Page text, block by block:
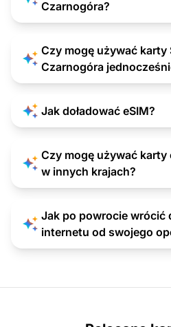
Czarnogóra?
Czy mogę używać karty
Czarnogóra
Jak doładować eSIM?
Czy mogę używać karty
w innych krajach?
Jak po powrocie wrócić
internetu od swojego